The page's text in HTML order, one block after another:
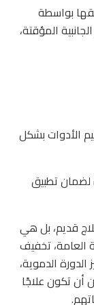
بواسطة
المؤقتة،
الأدوات بشكل
لضمان تطبيق
قديم، بل هي
تخفيف
الدموية،
أن تكون علاجًا